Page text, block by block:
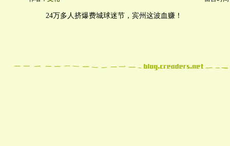
24万多人挤爆费城球迷节，宾州这波血赚！